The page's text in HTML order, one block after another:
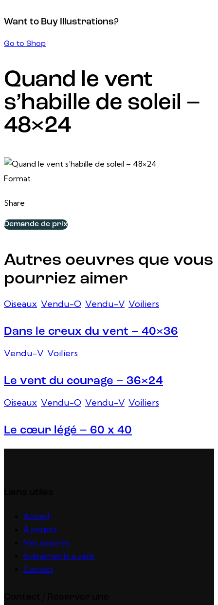
Want to Buy Illustrations?
Go to Shop
Quand le vent
s’habille de soleil –
48×24
Format
Share
Demande de prix
Autres oeuvres que vous
pourriez aimer
Oiseaux Vendu-O Vendu-V Voiliers
Dans le creux du vent – 40×36
Vendu-V Voiliers
Le vent du courage – 36×24
Oiseaux Vendu-O Vendu-V Voiliers
Le cœur légé – 60 x 40
Accueil
À propos
Mes oeuvres
Événements à venir
Contact